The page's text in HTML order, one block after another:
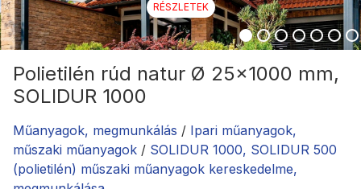
RÉSZLETEK
Polietilén rúd natur Ø 25x1000 mm,
SOLIDUR 1000
Műanyagok, megmunkálás / Ipari műanyagok,
műszaki műanyagok / SOLIDUR 1000, SOLIDUR 500
(polietilén) műszaki műanyagok kereskedelme,